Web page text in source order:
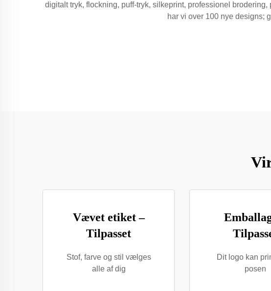
digitalt tryk, flockning, puff-tryk, silkeprint, professionel
har vi over 100 nye designs;
Vævet etiket –
Tilpasset
Stof, farve og stil vælges
alle af dig
Dit logo kan
posen